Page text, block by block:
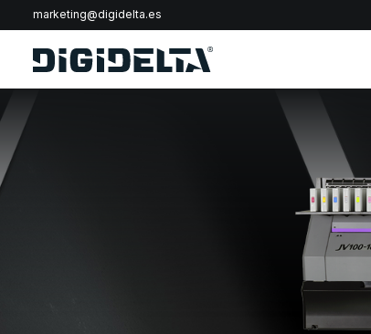
marketing@digidelta.es